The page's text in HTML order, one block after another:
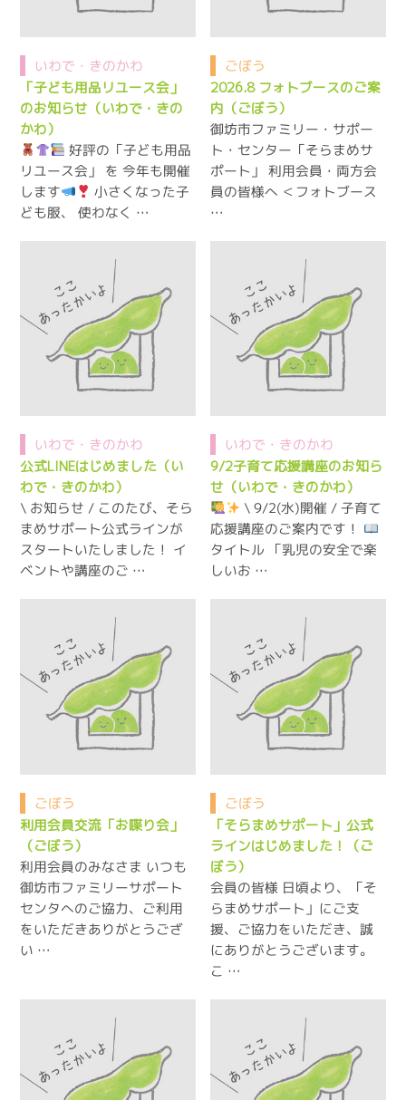
いわで・きのかわ
「子ども用品リユース会」
のお知らせ（いわで・きの
かわ）
好評の「子ども用品
リユース会」 を 今年も開催
します 小さくなった子
ども服、 使わなく …
ごぼう
2026.8 フォトブースのご案
内（ごぼう）
御坊市ファミリー・サポー
ト・センター「そらまめサ
ポート」 利用会員・両方会
員の皆様へ ＜フォトブース
…
いわで・きのかわ
公式LINEはじめました（い
わで・きのかわ）
\ お知らせ / このたび、そら
まめサポート公式ラインが
スタートいたしました！ イ
ベントや講座のご …
いわで・きのかわ
9/2子育て応援講座のお知ら
せ（いわで・きのかわ）
\ 9/2(水)開催 / 子育て
応援講座のご案内です！
タイトル 「乳児の安全で楽
しいお …
ごぼう
利用会員交流「お喋り会」
（ごぼう）
利用会員のみなさま いつも
御坊市ファミリーサポート
センタへのご協力、ご利用
をいただきありがとうござ
い …
ごぼう
「そらまめサポート」公式
ラインはじめました！（ご
ぼう）
会員の皆様 日頃より、「そ
らまめサポート」にご支
援、ご協力をいただき、誠
にありがとうございます。
こ …